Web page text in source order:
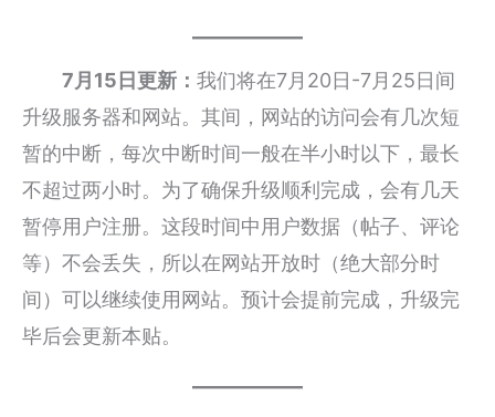
7月15日更新： 我们将在7月20日-7月25日间
升级服务器和网站。其间，网站的访问会有几次短
暂的中断，每次中断时间一般在半小时以下，最长
不超过两小时。为了确保升级顺利完成，会有几天
暂停用户注册。这段时间中用户数据（帖子、评论
等）不会丢失，所以在网站开放时（绝大部分时
间）可以继续使用网站。预计会提前完成，升级完
毕后会更新本贴。